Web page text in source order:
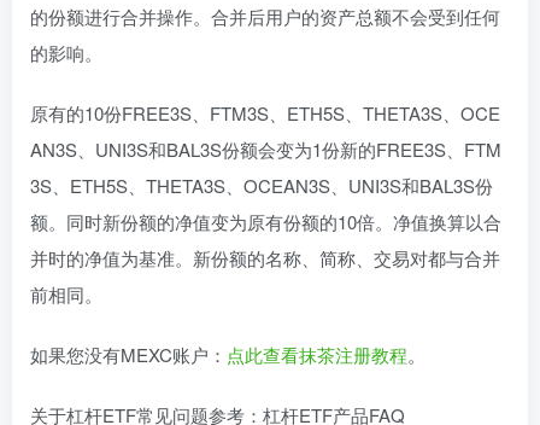
的份额进行合并操作。合并后用户的资产总额不会受到任何
的影响。
原有的10份FREE3S、FTM3S、ETH5S、THETA3S、OCE
AN3S、UNI3S和BAL3S份额会变为1份新的FREE3S、FTM
3S、ETH5S、THETA3S、OCEAN3S、UNI3S和BAL3S份
额。同时新份额的净值变为原有份额的10倍。净值换算以合
并时的净值为基准。新份额的名称、简称、交易对都与合并
前相同。
如果您没有MEXC账户： 点此查看抹茶注册教程。
关于杠杆ETF常见问题参考：杠杆ETF产品FAQ